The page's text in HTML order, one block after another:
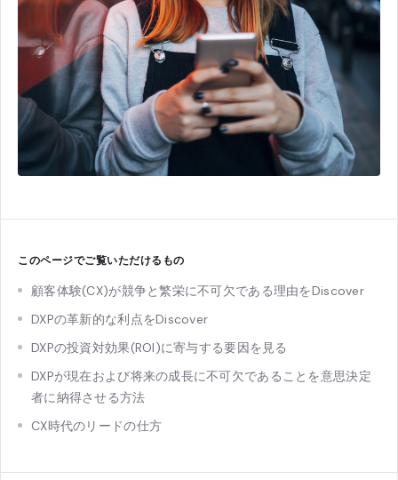
このページでご覧いただけるもの
顧客体験(CX)が競争と繁栄に不可欠である理由をDiscover
DXPの革新的な利点をDiscover
DXPの投資対効果(ROI)に寄与する要因を見る
DXPが現在および将来の成長に不可欠であることを意思決定
者に納得させる方法
CX時代のリードの仕方